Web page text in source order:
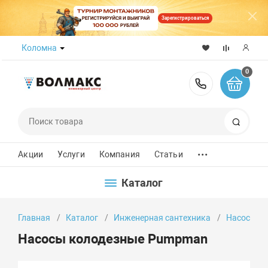
Зарегистрироваться
Коломна
8 (800)
0
Акции Услуги Компания Статьи ...
Каталог
Главная Каталог Инженерная сантехника Насосы
Насосы колодезные Pumpman